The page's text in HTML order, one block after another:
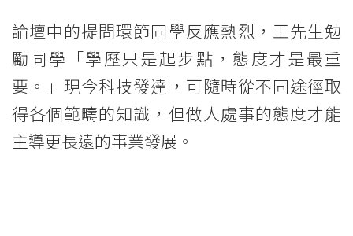
暢
談
電
視
風
論壇中的提問環節同學反應熱烈，王先生勉
勵同學「學歷只是起步點，態度才是最重
要。」現今科技發達，可隨時從不同途徑取
得各個範疇的知識，但做人處事的態度才能
主導更長遠的事業發展。